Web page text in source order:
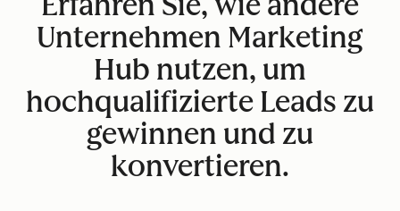
Unternehmen Marketing
Hub nutzen, um
hochqualifizierte Leads zu
gewinnen und zu
konvertieren.